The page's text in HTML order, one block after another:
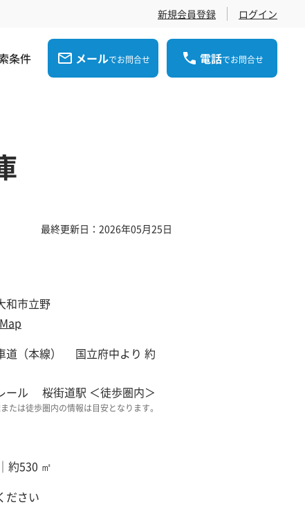
新規会員登録 ログイン
条件 メールでお問合せ 電話でお問合せ
最終更新日：2026年05月25日
和市立野
道（本線） 国立府中より 約
ール 桜街道駅 ＜徒歩圏内＞
たは徒歩圏内の情報は目安となります。
約530 ㎡
ださい